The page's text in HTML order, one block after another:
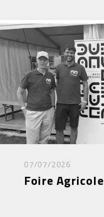
07/07/2026
Foire Agricole